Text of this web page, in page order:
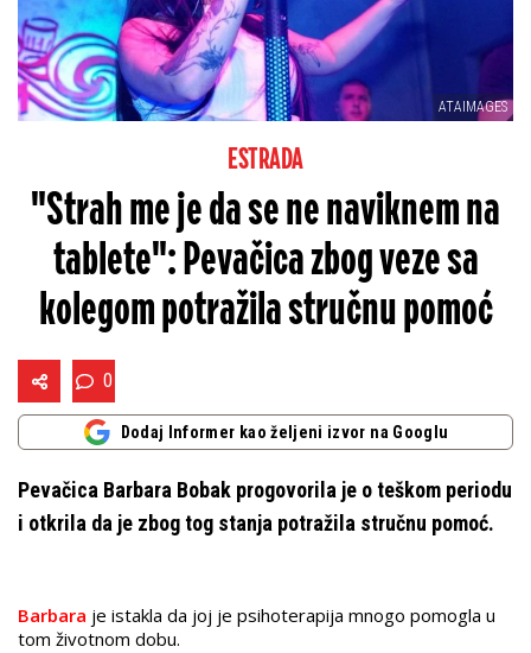
ATAIMAGES
ESTRADA
"Strah me je da se ne naviknem na
tablete": Pevačica zbog veze sa
kolegom potražila stručnu pomoć
0
Dodaj Informer kao željeni izvor na Googlu
Pevačica Barbara Bobak progovorila je o teškom periodu
i otkrila da je zbog tog stanja potražila stručnu pomoć.
Barbara je istakla da joj je psihoterapija mnogo pomogla u
tom životnom dobu.